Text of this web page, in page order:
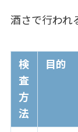
酒さで行われ
検
査
方
法
目的